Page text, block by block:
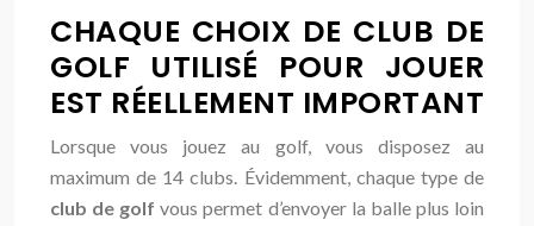
CHAQUE CHOIX DE CLUB DE
GOLF UTILISÉ POUR JOUER
EST RÉELLEMENT IMPORTANT
Lorsque vous jouez au golf, vous disposez au
maximum de 14 clubs. Évidemment, chaque type de
club de golf vous permet d’envoyer la balle plus loin